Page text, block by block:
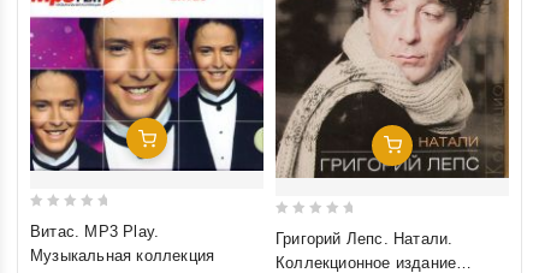
Добавить В Корзину
Витас. MP3 Play.
Музыкальная коллекция
Добавить В Корзину
out
Григорий Лепс. Натали.
Коллекционное издание